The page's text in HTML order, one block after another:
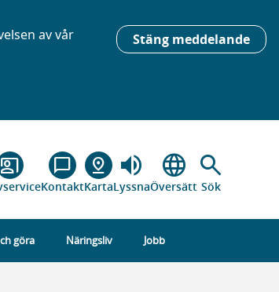
Stäng meddelande
av vår
co_present chat_bubble_outline
Kontakt
pin_drop
Karta
volume_up
Lyssna
language
Översätt
search
Sök
göra Näringsliv Jobb